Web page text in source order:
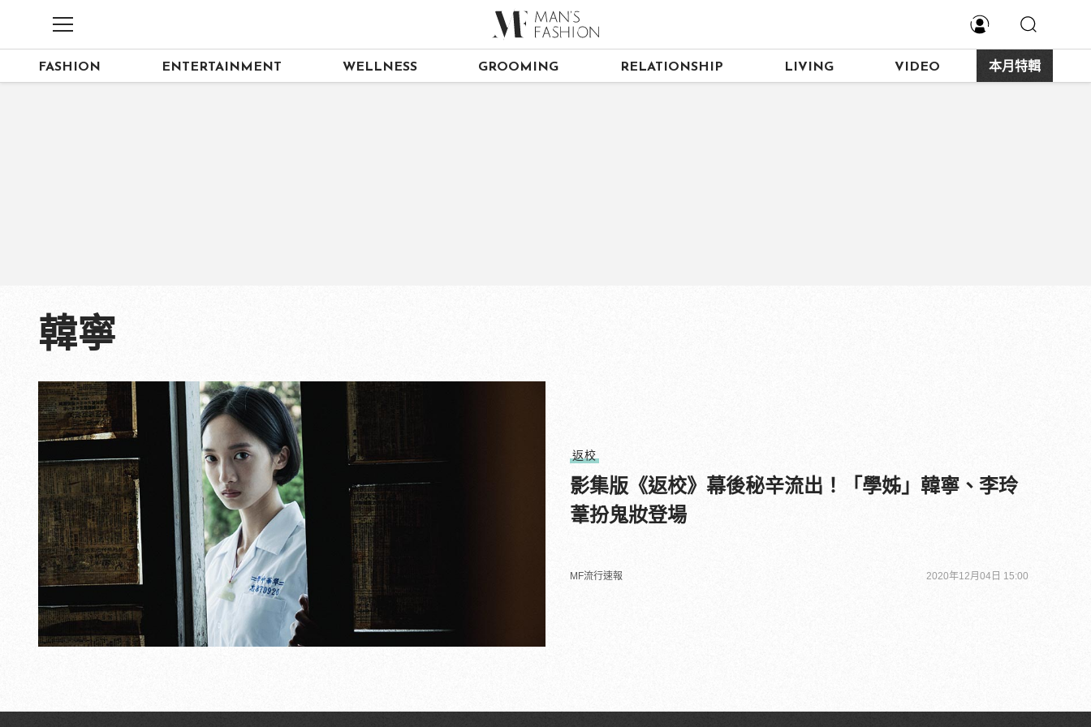
FASHION ENTERTAINMENT WELLNESS GROOMING RELATIONSHIP LIVING VIDEO 本月特輯
韓寧
返校
影集版《返校》幕後秘辛流出！「學姊」韓寧、李玲
葦扮鬼妝登場
MF流行速報 2020年12月04日 15:00